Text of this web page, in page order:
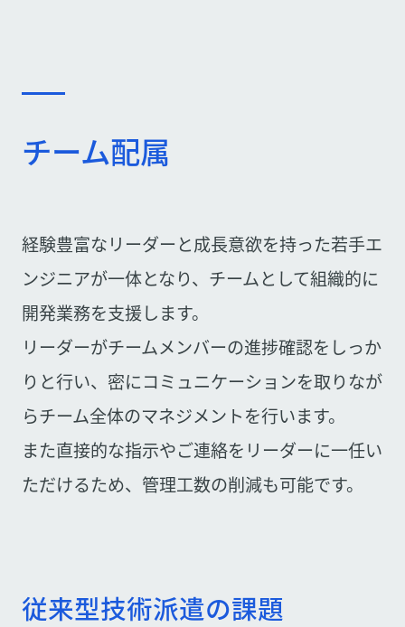
チーム配属
経験豊富なリーダーと成長意欲を持った若手エ
ンジニアが一体となり、チームとして組織的に
開発業務を支援します。
リーダーがチームメンバーの進捗確認をしっか
りと行い、密にコミュニケーションを取りなが
らチーム全体のマネジメントを行います。
また直接的な指示やご連絡をリーダーに一任い
ただけるため、管理工数の削減も可能です。
従来型技術派遣の課題